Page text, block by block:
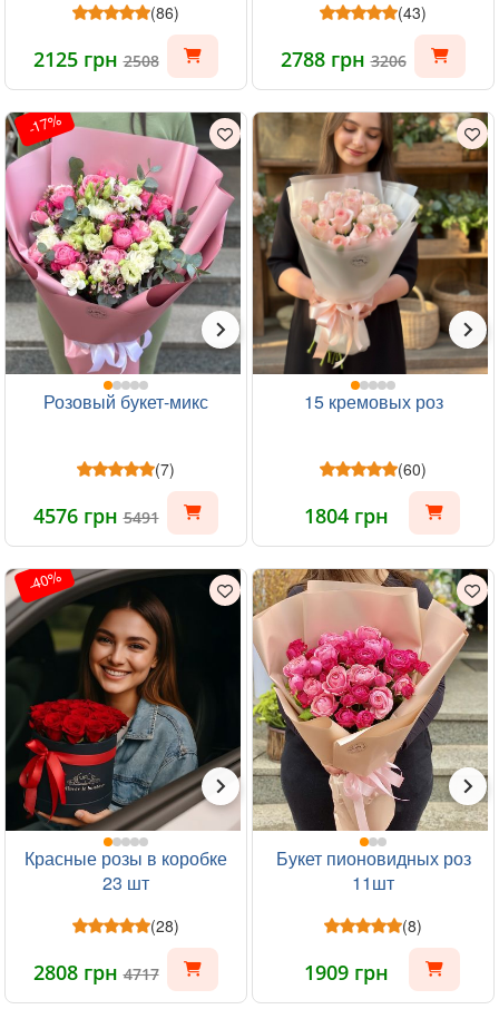
(86)
2125 грн2508
(43)
2788 грн3206
-17%
Розовый букет-микс
(7)
4576 грн5491
15 кремовых роз
(60)
1804 грн
-40%
Красные розы в коробке
23 шт
(28)
2808 грн4717
Букет пионовидных роз
11шт
(8)
1909 грн